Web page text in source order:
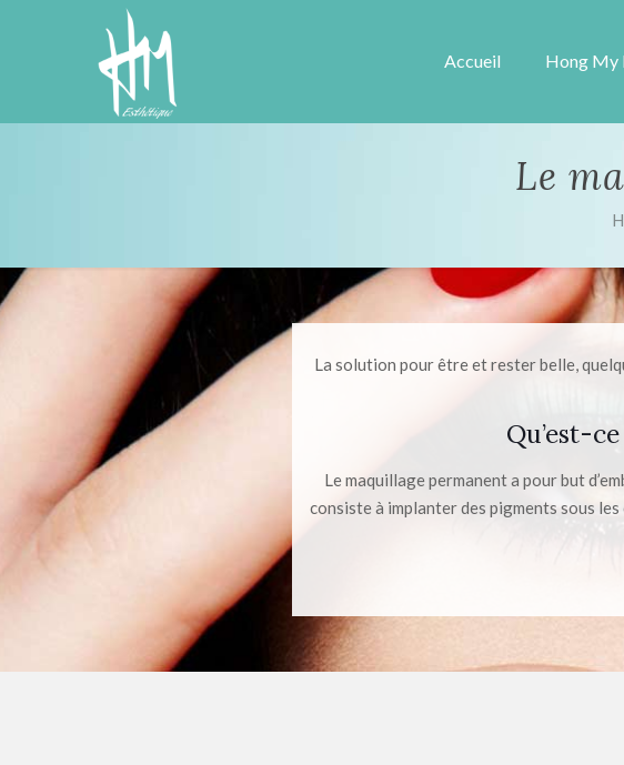
Accueil Hong My
Le
La solution pour être et rester belle,
Qu’est-
Le maquillage permanent a pour but
consiste à implanter des pigments sous